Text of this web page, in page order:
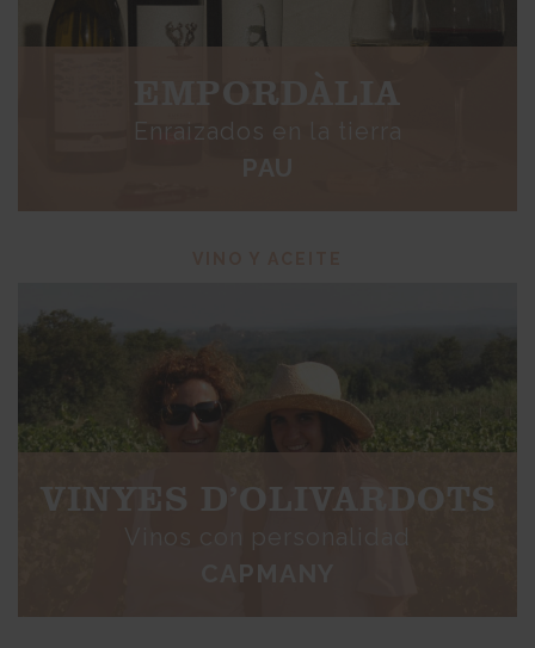
EMPORDÀLIA
Enraizados en la tierra
PAU
VINYES D’OLIVARDOTS
Vinos con personalidad
CAPMANY